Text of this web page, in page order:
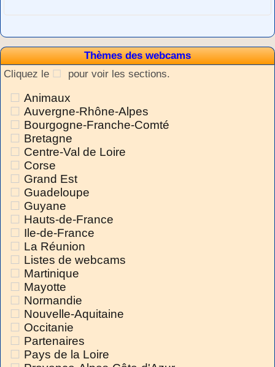
Thèmes des webcams
Cliquez le
pour voir les sections.
Animaux
Auvergne-Rhône-Alpes
Bourgogne-Franche-Comté
Bretagne
Centre-Val de Loire
Corse
Grand Est
Guadeloupe
Guyane
Hauts-de-France
Ile-de-France
La Réunion
Listes de webcams
Martinique
Mayotte
Normandie
Nouvelle-Aquitaine
Occitanie
Partenaires
Pays de la Loire